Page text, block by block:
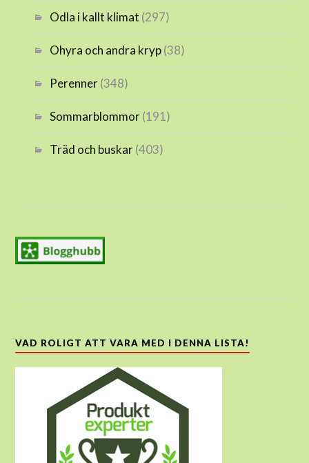
Odla i kallt klimat (297)
Ohyra och andra kryp(38)
Perenner(348)
Sommarblommor(191)
Träd och buskar(403)
VAD ROLIGT ATT VARA MED I DENNA LISTA!